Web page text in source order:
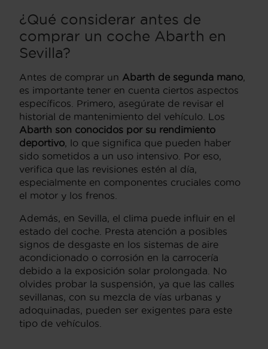
¿Qué considerar antes de
comprar un coche Abarth en
Sevilla?
Antes de comprar un Abarth de segunda mano,
es importante tener en cuenta ciertos aspectos
específicos. Primero, asegúrate de revisar el
historial de mantenimiento del vehículo. Los
Abarth son conocidos por su rendimiento
deportivo, lo que significa que pueden haber
sido sometidos a un uso intensivo. Por eso,
verifica que las revisiones estén al día,
especialmente en componentes cruciales como
el motor y los frenos.
Además, en Sevilla, el clima puede influir en el
estado del coche. Presta atención a posibles
signos de desgaste en los sistemas de aire
acondicionado o corrosión en la carrocería
debido a la exposición solar prolongada. No
olvides probar la suspensión, ya que las calles
sevillanas, con su mezcla de vías urbanas y
adoquinadas, pueden ser exigentes para este
tipo de vehículos.